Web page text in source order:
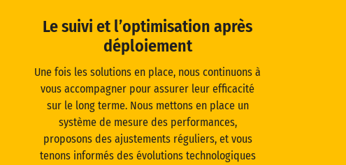
Le suivi et l’optimisation après
déploiement
Une fois les solutions en place, nous continuons à
vous accompagner pour assurer leur efficacité
sur le long terme. Nous mettons en place un
système de mesure des performances,
proposons des ajustements réguliers, et vous
tenons informés des évolutions technologiques